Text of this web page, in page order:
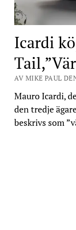
Icardi
AV MIKE PAUL
Mauro Icardi,
den tredje
beskrivs som